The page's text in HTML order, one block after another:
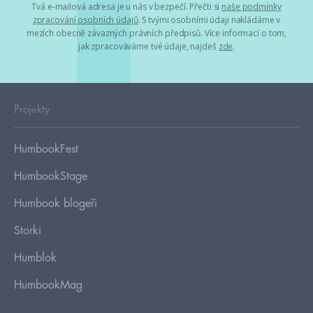
Tvá e-mailová adresa je u nás v bezpečí. Přečti si naše podmínky
zpracování osobních údajů. S tvými osobními údaji nakládáme v
mezích obecně závazných právních předpisů. Více informací o tom,
jak zpracováváme tvé údaje, najdeš zde.
Projekty
HumbookFest
HumbookStage
Humbook blogeři
Storki
Humblok
HumbookMag